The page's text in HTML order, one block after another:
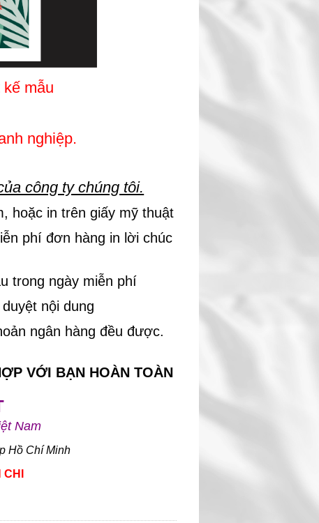
mẫu
nghiệp.
công ty chúng tôi.
hoặc in trên giấy mỹ thuật
phí đơn hàng in lời chúc
trong ngày miễn phí
nội dung
ngân hàng đều được.
VỚI BẠN HOÀN TOÀN
Nam
Hồ Chí Minh